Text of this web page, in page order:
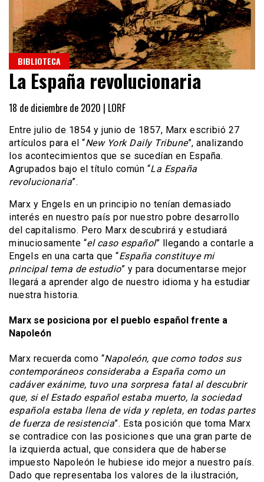
BIBLIOTECA
La España revolucionaria
18 de diciembre de 2020 | LORF
Entre julio de 1854 y junio de 1857, Marx escribió 27
artículos para el “New York Daily Tribune”, analizando
los acontecimientos que se sucedían en España.
Agrupados bajo el título común “La España
revolucionaria”.
Marx y Engels en un principio no tenían demasiado
interés en nuestro país por nuestro pobre desarrollo
del capitalismo. Pero Marx descubrirá y estudiará
minuciosamente “el caso español” llegando a contarle a
Engels en una carta que “España constituye mi
principal tema de estudio” y para documentarse mejor
llegará a aprender algo de nuestro idioma y ha estudiar
nuestra historia.
Marx se posiciona por el pueblo español frente a
Napoleón
Marx recuerda como “Napoleón, que como todos sus
contemporáneos consideraba a España como un
cadáver exánime, tuvo una sorpresa fatal al descubrir
que, si el Estado español estaba muerto, la sociedad
española estaba llena de vida y repleta, en todas partes
de fuerza de resistencia”. Esta posición que toma Marx
se contradice con las posiciones que una gran parte de
la izquierda actual, que considera que de haberse
impuesto Napoleón le hubiese ido mejor a nuestro país.
Dado que representaba los valores de la ilustración,